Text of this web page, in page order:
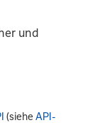
und
(sieheAPI-